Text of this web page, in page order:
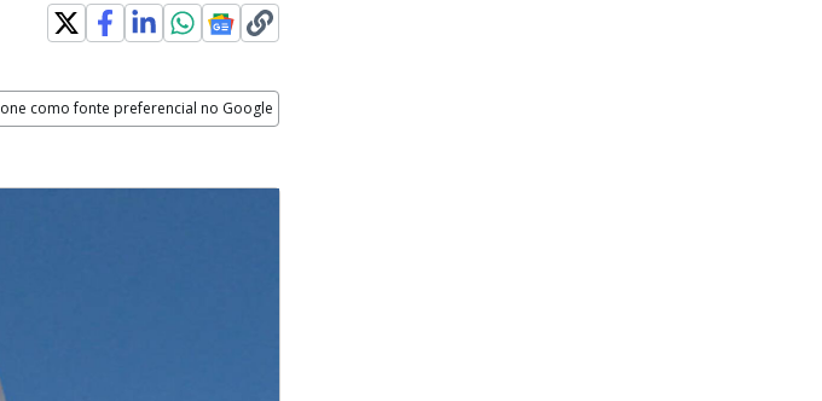
como fonte preferencial no Google